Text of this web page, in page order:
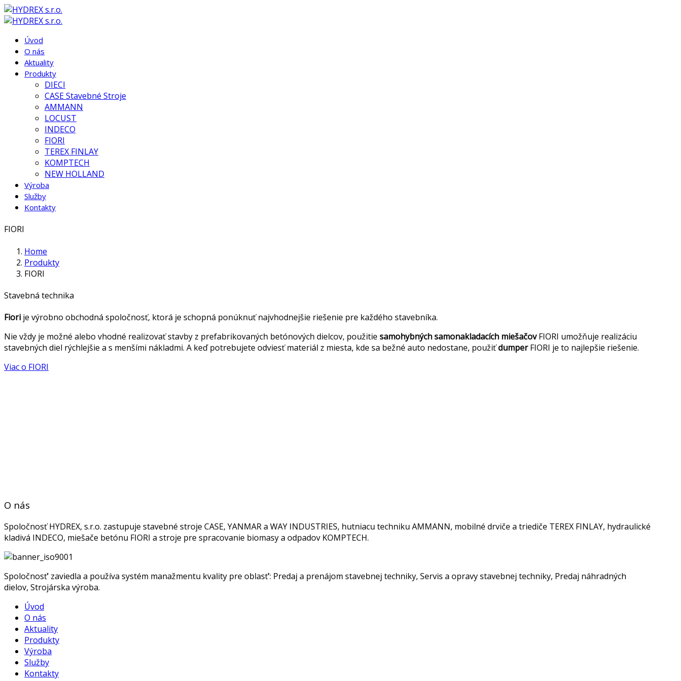
Úvod
O nás
Aktuality
Produkty
DIECI
CASE Stavebné Stroje
AMMANN
LOCUST
INDECO
FIORI
TEREX FINLAY
KOMPTECH
NEW HOLLAND
Výroba
Služby
Kontakty
FIORI
Home
Produkty
FIORI
Stavebná technika
Fiori je výrobno obchodná spoločnosť, ktorá je schopná ponúknuť najvhodnejšie riešenie pre každého stavebníka.
Nie vždy je možné alebo vhodné realizovať stavby z prefabrikovaných betónových dielcov, použitie samohybných samonakladacích miešačovFIORI umožňuje realizáciu
stavebných diel rýchlejšie a s menšími nákladmi. A keď potrebujete odviesť materiál z miesta, kde sa bežné auto nedostane, použiťdumperFIORI je to najlepšie riešenie.
Viac o FIORI
O nás
Spoločnosť HYDREX, s.r.o. zastupuje stavebné stroje CASE, YANMAR a WAY INDUSTRIES, hutniacu techniku AMMANN, mobilné drviče a triediče TEREX FINLAY, hydraulické
kladivá INDECO, miešače betónu FIORI a stroje pre spracovanie biomasy a odpadov KOMPTECH.
Spoločnosť‘ zaviedla a používa systém manažmentu kvality pre oblasť‘: Predaj a prenájom stavebnej techniky, Servis a opravy stavebnej techniky, Predaj náhradných
dielov, Strojárska výroba.
Úvod
O nás
Aktuality
Produkty
Výroba
Služby
Kontakty